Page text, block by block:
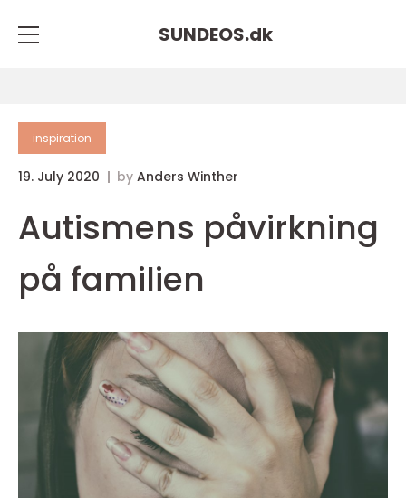
SUNDEOS.dk
inspiration
19. July 2020 by Anders Winther
Autismens påvirkning
på familien